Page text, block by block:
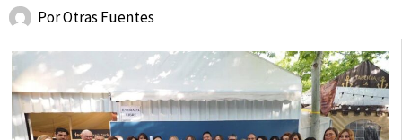
PorOtras Fuentes